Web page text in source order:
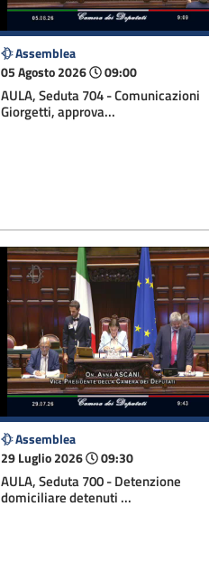
Assemblea
05 Agosto 2026
09:00
AULA, Seduta 704 - Comunicazioni
Giorgetti, approva...
Assemblea
29 Luglio 2026
09:30
AULA, Seduta 700 - Detenzione
domiciliare detenuti ...